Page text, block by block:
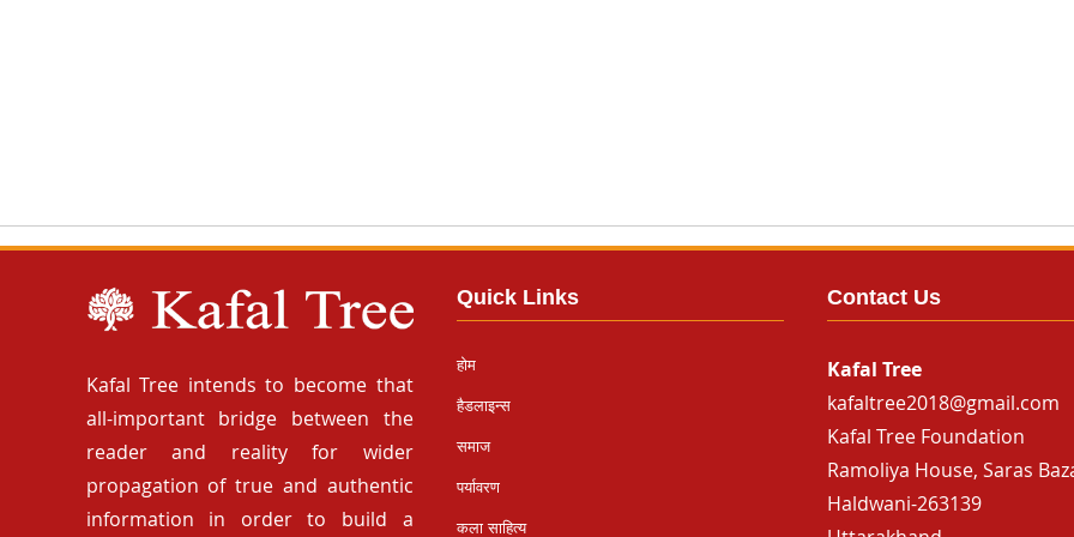
Kafal Tree intends to become that
all-important bridge between the
reader and reality for wider
propagation of true and authentic
information in order to build a
Quick Links
होम
हैडलाइन्स
समाज
पर्यावरण
कला साहित्य
Contact Us
Kafal Tree
kafaltree2018@gmail.com
Kafal Tree Foundation
Ramoliya House, Saras
Haldwani-263139